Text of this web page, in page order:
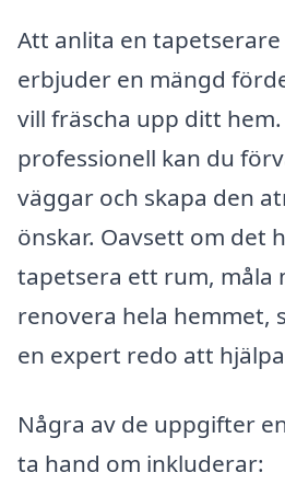
Att anlita en
erbjuder en mängd
vill fräscha upp ditt
professionell kan du
väggar och skapa den
önskar. Oavsett om det
tapetsera ett rum, måla
renovera hela hemmet,
en expert redo att
Några av de uppgifter
ta hand om inkluderar: